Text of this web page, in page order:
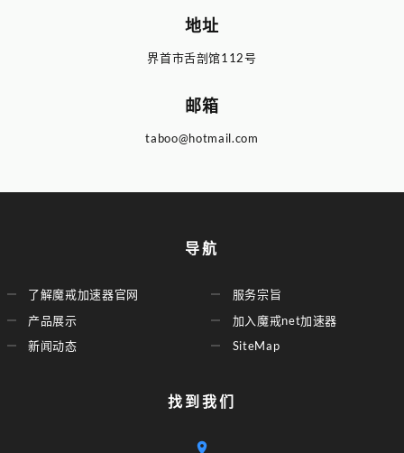
地址
界首市舌剖馆112号
邮箱
taboo@hotmail.com
导航
了解魔戒加速器官网
产品展示
新闻动态
服务宗旨
加入魔戒net加速器
SiteMap
找到我们